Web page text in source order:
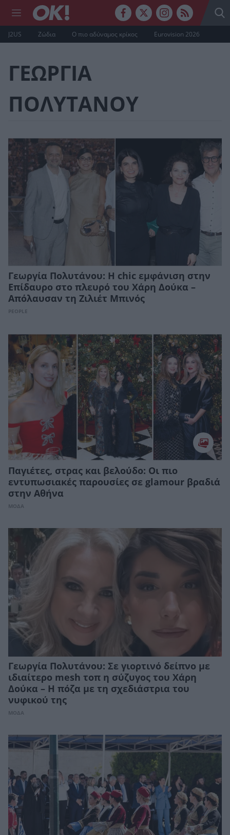
J2US Ζώδια Ο πιο αδύναμος κρίκος Eurovision 2026
ΓΕΩΡΓΙΑ
ΠΟΛΥΤΑΝΟΥ
Γεωργία Πολυτάνου: Η chic εμφάνιση στην
Επίδαυρο στο πλευρό του Χάρη Δούκα –
Απόλαυσαν τη Ζιλιέτ Μπινός
PEOPLE
Παγιέτες, στρας και βελούδο: Οι πιο
εντυπωσιακές παρουσίες σε glamour βραδιά
στην Αθήνα
ΜΟΔΑ
Γεωργία Πολυτάνου: Σε γιορτινό δείπνο με
ιδιαίτερο mesh τοπ η σύζυγος του Χάρη
Δούκα – Η πόζα με τη σχεδιάστρια του
νυφικού της
ΜΟΔΑ